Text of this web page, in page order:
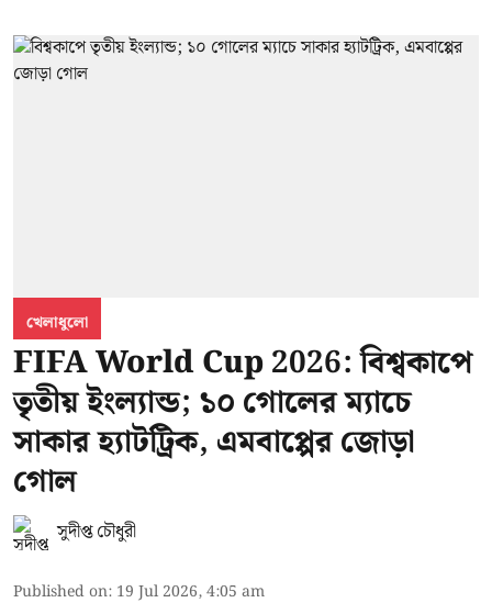
খেলাধুলো
FIFA World Cup 2026: বিশ্বকাপে
তৃতীয় ইংল্যান্ড; ১০ গোলের ম্যাচে
সাকার হ্যাটট্রিক, এমবাপ্পের জোড়া
গোল
সুদীপ্ত চৌধুরী
Published on: 19 Jul 2026, 4:05 am